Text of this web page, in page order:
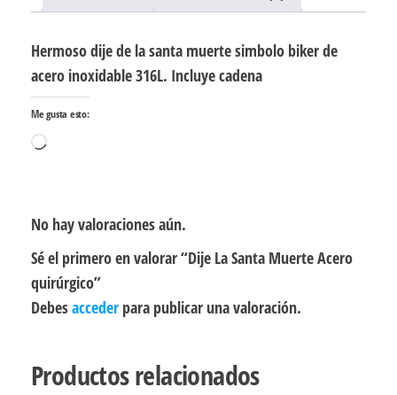
Hermoso dije de la santa muerte simbolo biker de
acero inoxidable 316L. Incluye cadena
Me gusta esto:
Cargando...
No hay valoraciones aún.
Sé el primero en valorar “Dije La Santa Muerte Acero
quirúrgico”
Debesacceder para publicar una valoración.
Productos relacionados